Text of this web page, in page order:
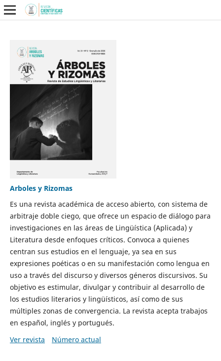
Arboles y Rizomas
Es una revista académica de acceso abierto, con sistema de
arbitraje doble ciego, que ofrece un espacio de diálogo para
investigaciones en las áreas de Lingüística (Aplicada) y
Literatura desde enfoques críticos. Convoca a quienes
centran sus estudios en el lenguaje, ya sea en sus
expresiones poéticas o en su manifestación como lengua en
uso a través del discurso y diversos géneros discursivos. Su
objetivo es estimular, divulgar y contribuir al desarrollo de
los estudios literarios y lingüísticos, así como de sus
múltiples zonas de convergencia. La revista acepta trabajos
en español, inglés y portugués.
Ver revista
Número actual